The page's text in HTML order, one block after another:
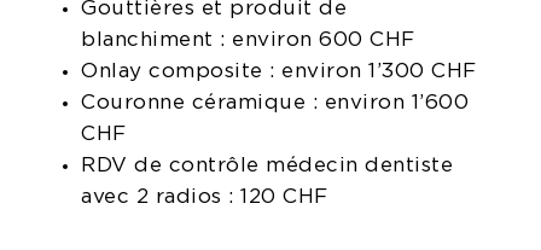
Gouttières et produit de
blanchiment : environ 600 CHF
Onlay composite : environ 1’300 CHF
Couronne céramique : environ 1’600
CHF
RDV de contrôle médecin dentiste
avec 2 radios : 120 CHF